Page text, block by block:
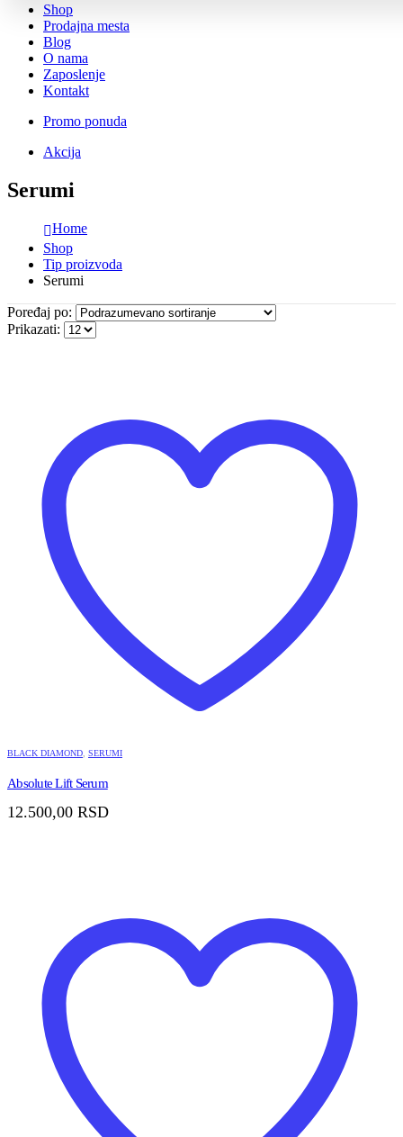
Shop
Prodajna mesta
Blog
O nama
Zaposlenje
Kontakt
Promo ponuda
Akcija
Serumi
Home
Shop
Tip proizvoda
Serumi
Poređaj po:
Prikazati:
BLACK DIAMOND SERUMI
Absolute Lift Serum
12.500,00 RSD